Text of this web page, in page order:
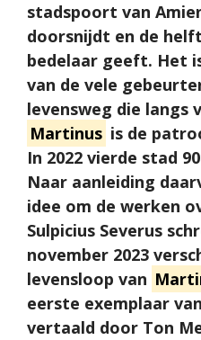
stadspoort van
doorsnijdt en de
bedelaar geeft. Het
van de vele
levensweg die langs
Martinus is de
In 2022 vierde stad
Naar aanleiding
idee om de werken
Sulpicius Severus
november 2023
levensloop van
eerste exemplaar
vertaald door Ton